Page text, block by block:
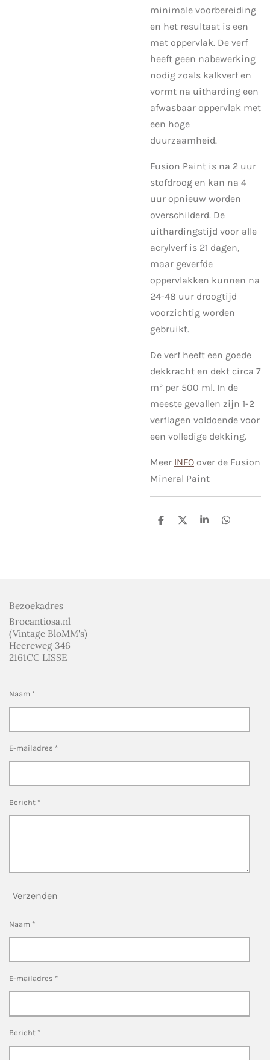
minimale voorbereiding
en het resultaat is een
mat oppervlak. De verf
heeft geen nabewerking
nodig zoals kalkverf en
vormt na uitharding een
afwasbaar oppervlak met
een hoge
duurzaamheid.
Fusion Paint is na 2 uur
stofdroog en kan na 4
uur opnieuw worden
overschilderd. De
uithardingstijd voor alle
acrylverf is 21 dagen,
maar geverfde
oppervlakken kunnen na
24-48 uur droogtijd
voorzichtig worden
gebruikt.
De verf heeft een goede
dekkracht en dekt circa 7
m² per 500 ml. In de
meeste gevallen zijn 1-2
verflagen voldoende voor
een volledige dekking.
Meer INFO over de Fusion
Mineral Paint
D
D
S
D
Bezoekadres
Brocantiosa.nl
(Vintage BloMM's)
Heereweg 346
2161CC LISSE
Naam *
E-mailadres *
Bericht *
Verzenden
Naam *
E-mailadres *
Bericht *